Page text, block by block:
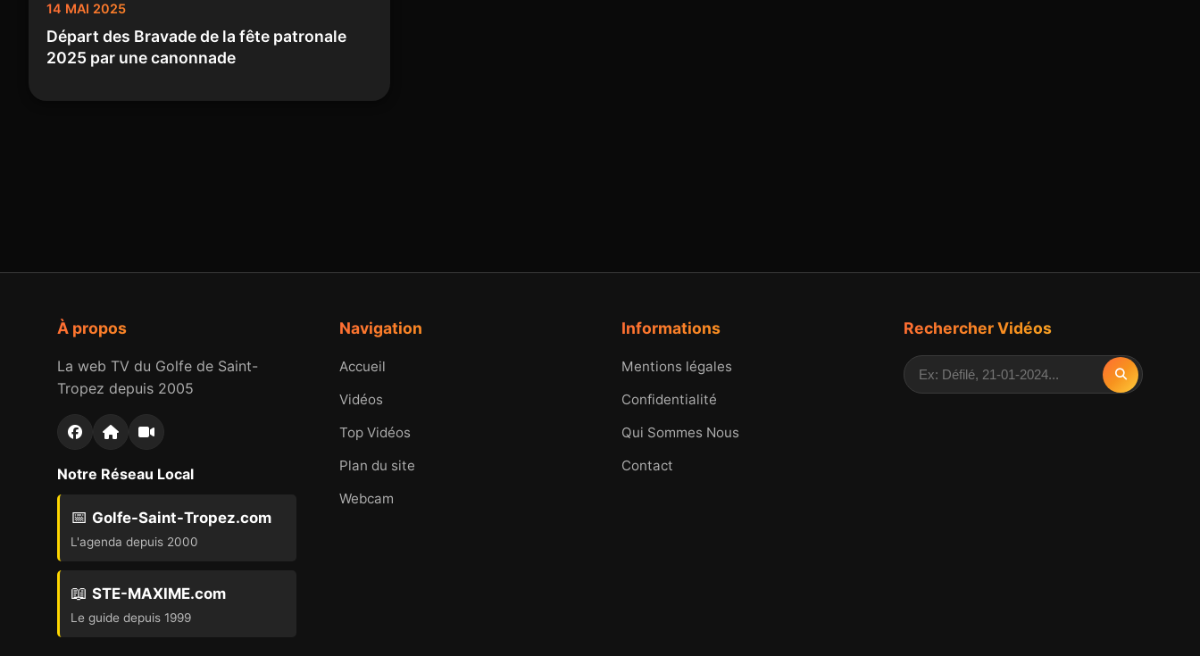
14 MAI 2025
Départ des Bravade de la fête patronale
2025 par une canonnade
À propos
La web TV du Golfe de Saint-
Tropez depuis 2005
Notre Réseau Local
📅 Golfe-Saint-Tropez.com
L'agenda depuis 2000
📖 STE-MAXIME.com
Le guide depuis 1999
Navigation
Accueil
Vidéos
Top Vidéos
Plan du site
Webcam
Informations
Mentions légales
Confidentialité
Qui Sommes Nous
Contact
Rechercher Vidéos